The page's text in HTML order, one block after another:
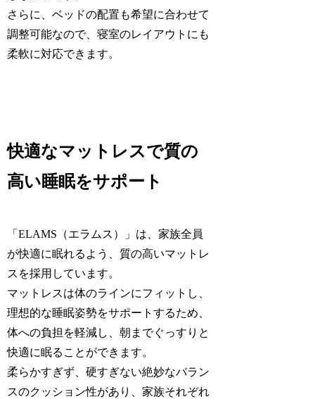
さらに、ベッドの配置も希望に合わせて
調整可能なので、寝室のレイアウトにも
柔軟に対応できます。
快適なマットレスで質の
高い睡眠をサポート
「ELAMS（エラムス）」は、家族全員
が快適に眠れるよう、質の高いマットレ
スを採用しています。
マットレスは体のラインにフィットし、
理想的な睡眠姿勢をサポートするため、
体への負担を軽減し、朝までぐっすりと
快適に眠ることができます。
柔らかすぎず、硬すぎない絶妙なバラン
スのクッション性があり、家族それぞれ